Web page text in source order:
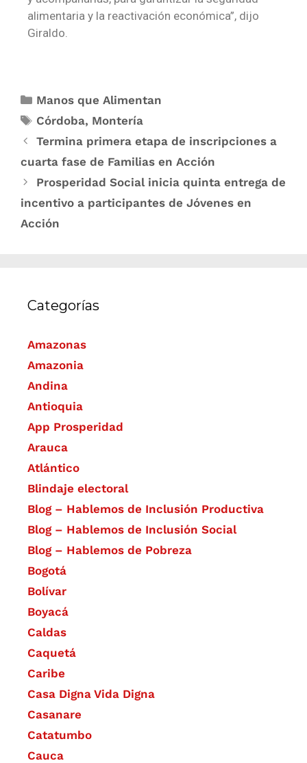
alimentaria y la reactivación económica”, dijo
Giraldo.
Manos que Alimentan
Córdoba, Montería
Termina primera etapa de inscripciones a
cuarta fase de Familias en Acción
Prosperidad Social inicia quinta entrega de
incentivo a participantes de Jóvenes en
Acción
Categorías
Amazonas
Amazonia
Andina
Antioquia
App Prosperidad
Arauca
Atlántico
Blindaje electoral
Blog – Hablemos de Inclusión Productiva
Blog – Hablemos de Inclusión Social
Blog – Hablemos de Pobreza
Bogotá
Bolívar
Boyacá
Caldas
Caquetá
Caribe
Casa Digna Vida Digna
Casanare
Catatumbo
Cauca